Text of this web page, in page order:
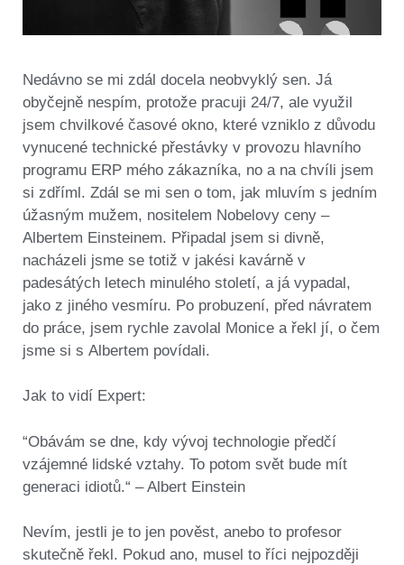
Nedávno se mi zdál docela neobvyklý sen. Já
obyčejně nespím, protože pracuji 24/7, ale využil
jsem chvilkové časové okno, které vzniklo z důvodu
vynucené technické přestávky v provozu hlavního
programu ERP mého zákazníka, no a na chvíli jsem
si zdříml. Zdál se mi sen o tom, jak mluvím s jedním
úžasným mužem, nositelem Nobelovy ceny –
Albertem Einsteinem. Připadal jsem si divně,
nacházeli jsme se totiž v jakési kavárně v
padesátých letech minulého století, a já vypadal,
jako z jiného vesmíru. Po probuzení, před návratem
do práce, jsem rychle zavolal Monice a řekl jí, o čem
jsme si s Albertem povídali.
Jak to vidí Expert:
“Obávám se dne, kdy vývoj technologie předčí
vzájemné lidské vztahy. To potom svět bude mít
generaci idiotů.“ – Albert Einstein
Nevím, jestli je to jen pověst, anebo to profesor
skutečně řekl. Pokud ano, musel to říci nejpozději